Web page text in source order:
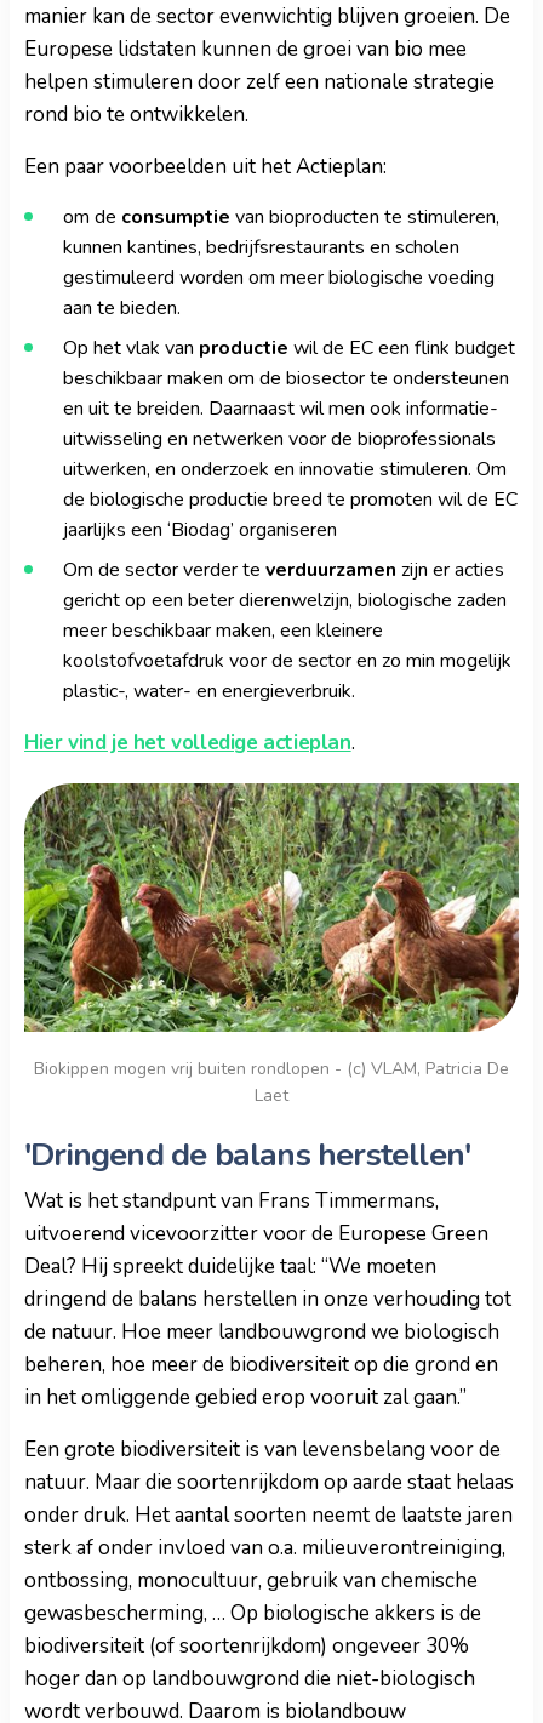
manier kan de sector evenwichtig blijven groeien. De
Europese lidstaten kunnen de groei van bio mee
helpen stimuleren door zelf een nationale strategie
rond bio te ontwikkelen.
Een paar voorbeelden uit het Actieplan:
om de consumptie van bioproducten te stimuleren,
kunnen kantines, bedrijfsrestaurants en scholen
gestimuleerd worden om meer biologische voeding
aan te bieden.
Op het vlak van productie wil de EC een flink budget
beschikbaar maken om de biosector te ondersteunen
en uit te breiden. Daarnaast wil men ook informatie-
uitwisseling en netwerken voor de bioprofessionals
uitwerken, en onderzoek en innovatie stimuleren. Om
de biologische productie breed te promoten wil de EC
jaarlijks een ‘Biodag’ organiseren
Om de sector verder te verduurzamen zijn er acties
gericht op een beter dierenwelzijn, biologische zaden
meer beschikbaar maken, een kleinere
koolstofvoetafdruk voor de sector en zo min mogelijk
plastic-, water- en energieverbruik.
Hier vind je het volledige actieplan.
Biokippen mogen vrij buiten rondlopen - (c) VLAM, Patricia De
Laet
'Dringend de balans herstellen'
Wat is het standpunt van Frans Timmermans,
uitvoerend vicevoorzitter voor de Europese Green
Deal? Hij spreekt duidelijke taal: “We moeten
dringend de balans herstellen in onze verhouding tot
de natuur. Hoe meer landbouwgrond we biologisch
beheren, hoe meer de biodiversiteit op die grond en
in het omliggende gebied erop vooruit zal gaan.”
Een grote biodiversiteit is van levensbelang voor de
natuur. Maar die soortenrijkdom op aarde staat helaas
onder druk. Het aantal soorten neemt de laatste jaren
sterk af onder invloed van o.a. milieuverontreiniging,
ontbossing, monocultuur, gebruik van chemische
gewasbescherming, … Op biologische akkers is de
biodiversiteit (of soortenrijkdom) ongeveer 30%
hoger dan op landbouwgrond die niet-biologisch
wordt verbouwd. Daarom is biolandbouw